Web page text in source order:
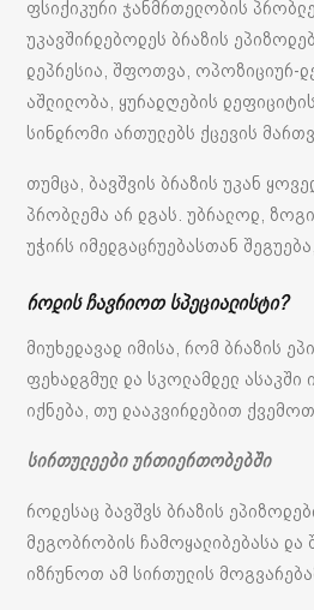
ფსიქიკური ჯანმრთელობის
უკავშირდებოდეს ბრაზის
დეპრესია, შფოთვა, ოპოზიციურ-
აშლილობა, ყურადღების
სინდრომი ართულებს ქცევის
თუმცა, ბავშვის ბრაზის უკან
პრობლემა არ დგას. უბრალოდ,
უჭირს იმედგაცრუებასთან
როდის ჩავრიოთ სპეციალისტი?
მიუხედავად იმისა, რომ ბრაზის
ფეხადგმულ და სკოლამდელ ასაკში
იქნება, თუ დააკვირდებით
სირთულეები ურთიერთობებში
როდესაც ბავშვს ბრაზის
მეგობრობის ჩამოყალიბებასა და
იზრუნოთ ამ სირთულის